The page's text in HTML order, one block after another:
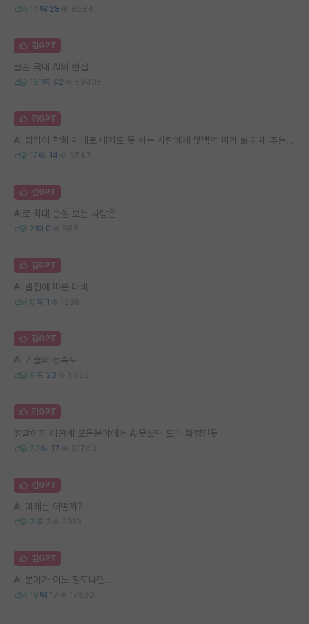
14 28 8584
김GPT
슬픈 국내 AI의 현실
151 42 59405
김GPT
AI 탑티어 학회 제대로 내지도 못 하는 사람에게 몇백억 짜리 ai 과제 주는 사람은 뭔가 싶다
12 14 6547
김GPT
AI로 최대 손실 보는 사람은
2 0 885
김GPT
AI 발전에 따른 대비
0 1 1208
김GPT
AI 기술의 성숙도
9 20 5532
김GPT
정말이지 이공계 모든분야에서 AI못쓰면 도태 확정인듯
23 17 13760
김GPT
Ai 미래는 어떨까?
3 2 2913
김GPT
AI 분야가 어느 정도냐면...
19 17 17520